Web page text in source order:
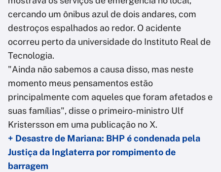
cercando um ônibus azul de dois andares, com
destroços espalhados ao redor. O acidente
ocorreu perto da universidade do Instituto Real de
Tecnologia.
"Ainda não sabemos a causa disso, mas neste
momento meus pensamentos estão
principalmente com aqueles que foram afetados e
suas famílias", disse o primeiro-ministro Ulf
Kristersson em uma publicação no X.
+ Desastre de Mariana: BHP é condenada pela
Justiça da Inglaterra por rompimento de
barragem